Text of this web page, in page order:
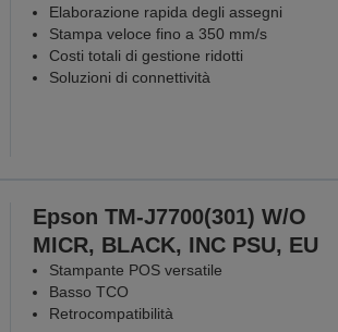
Elaborazione rapida degli assegni
Stampa veloce fino a 350 mm/s
Costi totali di gestione ridotti
Soluzioni di connettività
Epson TM-J7700(301) W/O
MICR, BLACK, INC PSU, EU
Stampante POS versatile
Basso TCO
Retrocompatibilità